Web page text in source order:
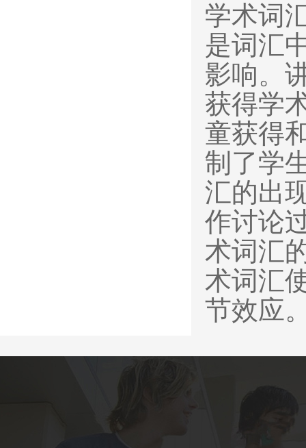
学术词
是词汇
影响。
获得学
童获得
制了学
汇的出
作讨论
术词汇
术词汇
节效应